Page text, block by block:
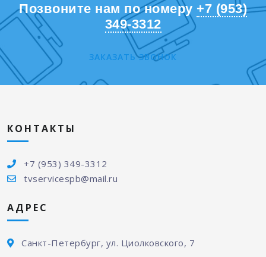
Позвоните нам по номеру +7 (953)
349-3312
ЗАКАЗАТЬ ЗВОНОК
КОНТАКТЫ
+7 (953) 349-3312
tvservicespb@mail.ru
АДРЕС
Санкт-Петербург, ул. Циолковского, 7